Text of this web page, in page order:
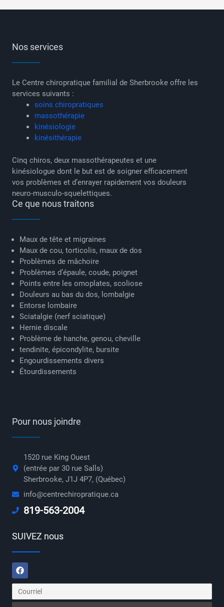
Nos services
Le Centre chiropratique familial de Sherbrooke offre les
services suivants :
soins chiropratiques
massothérapie
kinésiologie
kinésithérapie
Cinq chiros, deux massothérapeutes et une
kinésiologue dont le but est de soigner efficacement
vos problèmes et d’enrayer rapidement vos douleurs
neuro-musculo-squelettiques.
Ce que nous traitons
Maux de tête et migraines
Maux de cou, torticolis, maux de dos
Problèmes de mâchoire
Problèmes d’épaule, coude, poignet
Points entre les omoplates, scoliose
Douleurs au bas du dos, lombalgie
Entorse lombaire
Sciatalgie (nerf sciatique)
Hernie discale
Problème de hanche, genou, cheville
tendinite, épicondylite, bursite
Engourdissements divers
Étourdissements
Pour nous joindre
1520 rue King Ouest
(entrée par 30 rue Salls)
Sherbrooke, J1J 4P7, (Québec)
info@centrechiropratique.ca
819-563-2004
SUIVEZ nous
Facebook